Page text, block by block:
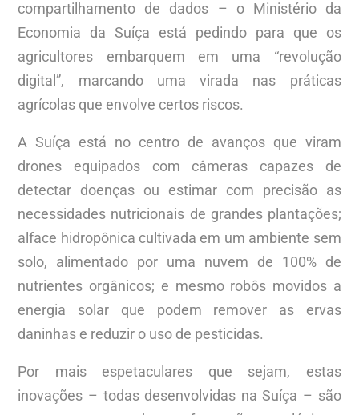
compartilhamento de dados – o Ministério da
Economia da Suíça está pedindo para que os
agricultores embarquem em uma “revolução
digital”, marcando uma virada nas práticas
agrícolas que envolve certos riscos.
A Suíça está no centro de avanços que viram
drones equipados com câmeras capazes de
detectar doenças ou estimar com precisão as
necessidades nutricionais de grandes plantações;
alface hidropônica cultivada em um ambiente sem
solo, alimentado por uma nuvem de 100% de
nutrientes orgânicos; e mesmo robôs movidos a
energia solar que podem remover as ervas
daninhas e reduzir o uso de pesticidas.
Por mais espetaculares que sejam, estas
inovações – todas desenvolvidas na Suíça – são